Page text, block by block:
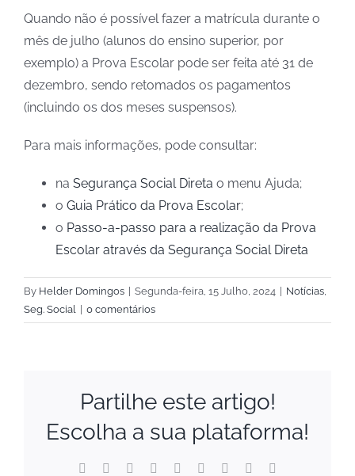
Quando não é possível fazer a matrícula durante o
mês de julho (alunos do ensino superior, por
exemplo) a Prova Escolar pode ser feita até 31 de
dezembro, sendo retomados os pagamentos
(incluindo os dos meses suspensos).
Para mais informações, pode consultar:
na Segurança Social Direta o menu Ajuda;
o Guia Prático da Prova Escolar;
o Passo-a-passo para a realização da Prova
Escolar através da Segurança Social Direta
By Helder Domingos Segunda-feira, 15 Julho, 2024 Notícias,
Seg. Social
0 comentários
Partilhe este artigo!
Escolha a sua plataforma!
Facebook Reddit LinkedInWhatsApp
TumblrPinterest